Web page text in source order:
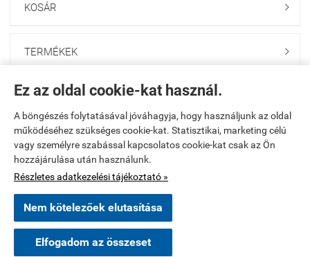
Ez az oldal cookie-kat használ.
A böngészés folytatásával jóváhagyja, hogy használjunk az oldal
működéséhez szükséges cookie-kat. Statisztikai, marketing célú
vagy személyre szabással kapcsolatos cookie-kat csak az Ön
hozzájárulása után használunk.
Részletes adatkezelési tájékoztató »
Nem kötelezőek elutasítása
Elfogadom az összeset
KOSÁR 
TERMÉKEK 
BANKKÁRTYÁS FIZETÉS
Kezdőlap|Regisztráció|Kosár tartalma, megrendelés |
Rendelési feltételek|Bemutatkozás
aruhaz.munkavedelem.bz - Kling Munkavédelmi Kft.
Webáruház készítés